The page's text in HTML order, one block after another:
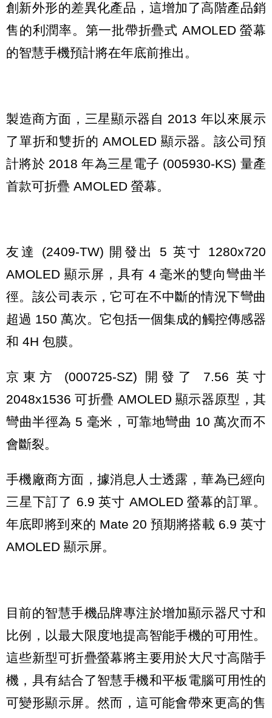
創新外形的差異化產品，這增加了高階產品銷
售的利潤率。第一批帶折疊式 AMOLED 螢幕
的智慧手機預計將在年底前推出。
製造商方面，三星顯示器自 2013 年以來展示
了單折和雙折的 AMOLED 顯示器。該公司預
計將於 2018 年為三星電子 (005930-KS) 量產
首款可折疊 AMOLED 螢幕。
友達 (2409-TW) 開發出 5 英寸 1280x720
AMOLED 顯示屏，具有 4 毫米的雙向彎曲半
徑。該公司表示，它可在不中斷的情況下彎曲
超過 150 萬次。它包括一個集成的觸控傳感器
和 4H 包膜。
京東方 (000725-SZ) 開發了 7.56 英寸
2048x1536 可折疊 AMOLED 顯示器原型，其
彎曲半徑為 5 毫米，可靠地彎曲 10 萬次而不
會斷裂。
手機廠商方面，據消息人士透露，華為已經向
三星下訂了 6.9 英寸 AMOLED 螢幕的訂單。
年底即將到來的 Mate 20 預期將搭載 6.9 英寸
AMOLED 顯示屏。
目前的智慧手機品牌專注於增加顯示器尺寸和
比例，以最大限度地提高智能手機的可用性。
這些新型可折疊螢幕將主要用於大尺寸高階手
機，具有結合了智慧手機和平板電腦可用性的
可變形顯示屏。然而，這可能會帶來更高的售